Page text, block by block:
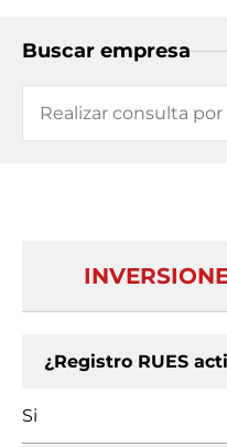
Buscar empresa
¿Registro RUES
Si